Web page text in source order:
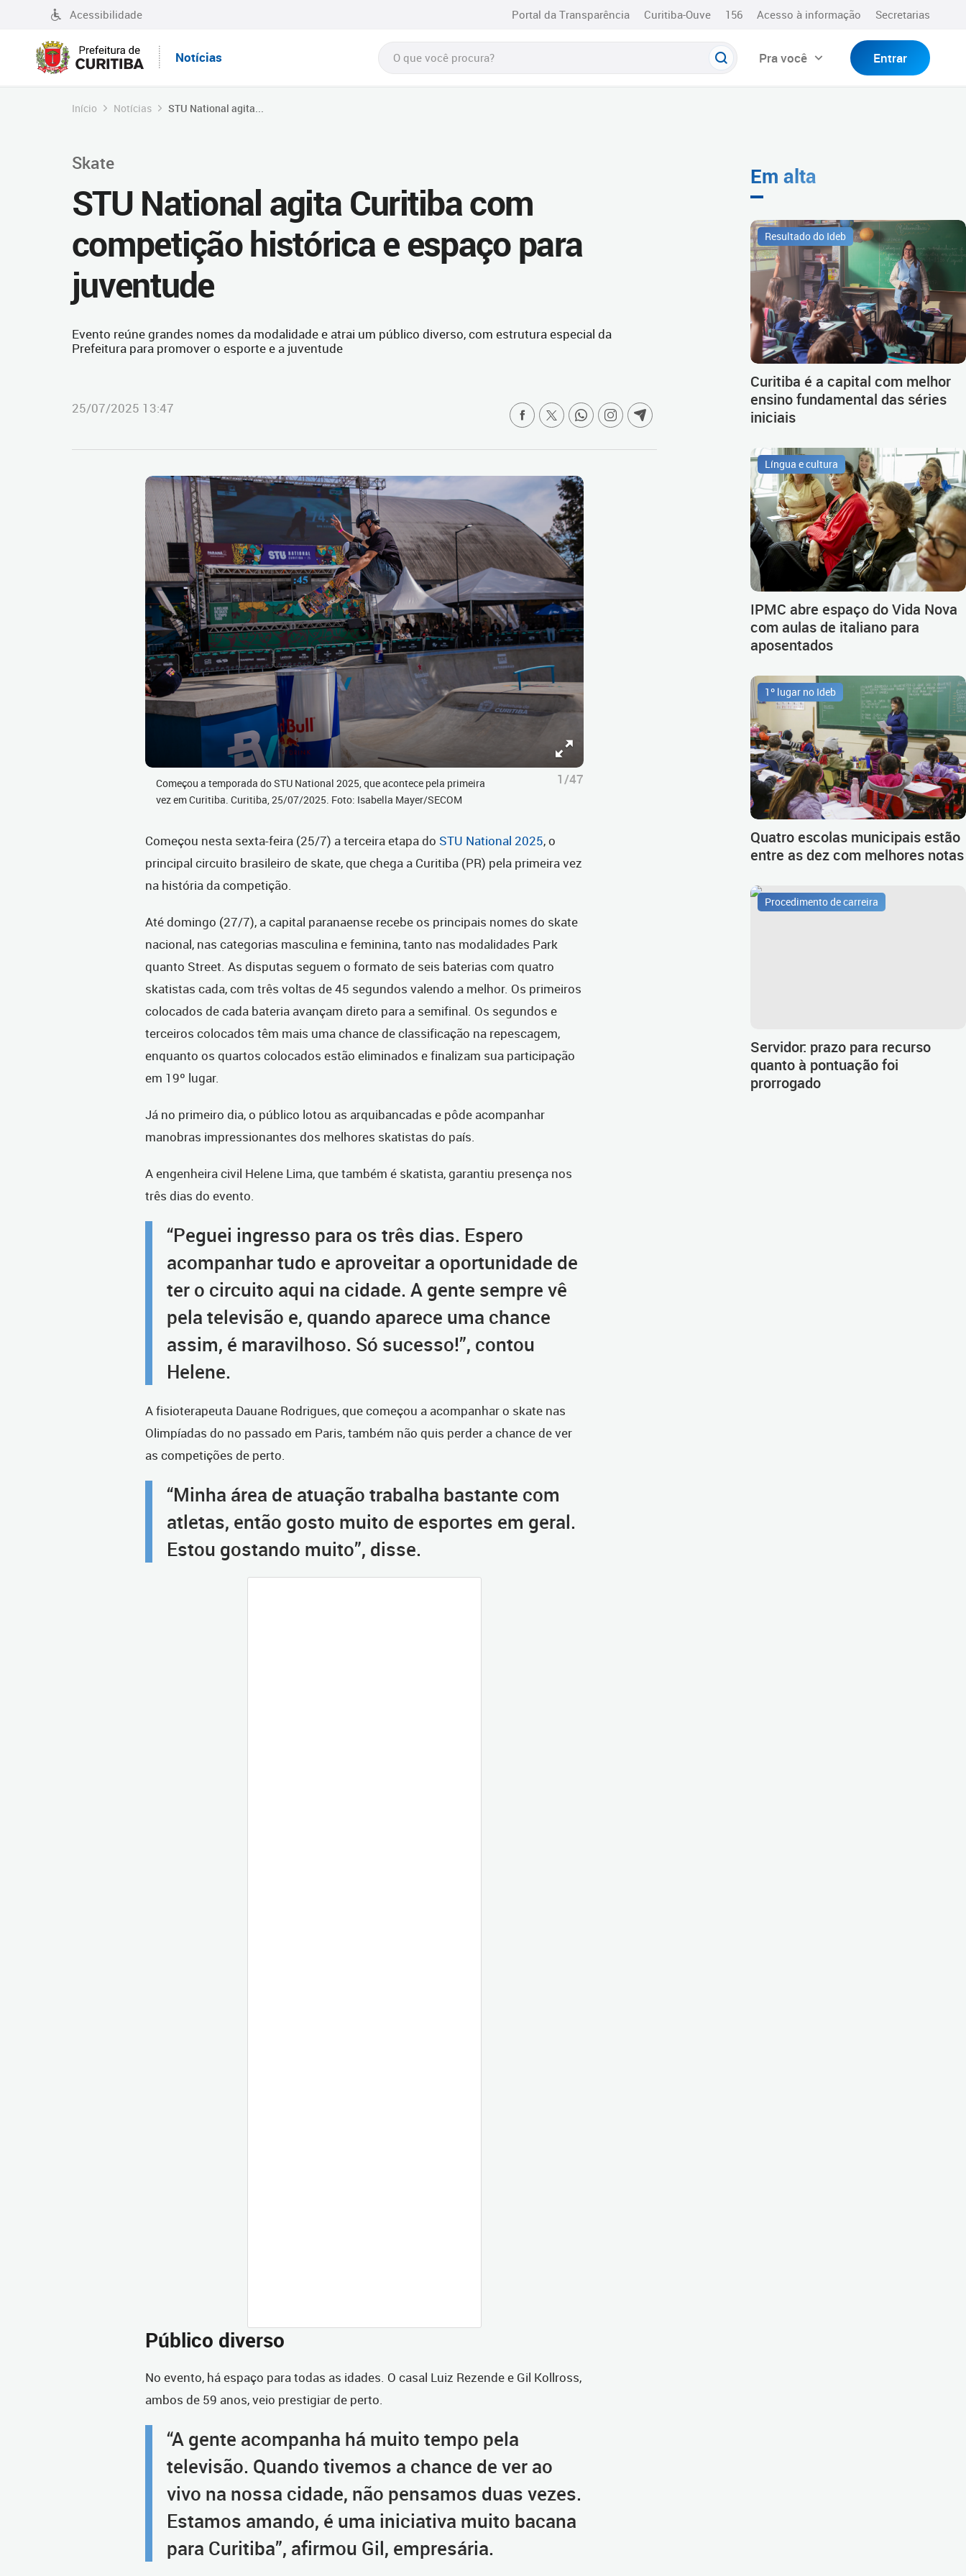
Acessibilidade Portal da Transparência Curitiba-Ouve 156 Acesso à informação Secretarias
Notícias Pra você Entrar
Início Notícias STU National agita...
Skate
STU National agita Curitiba com
competição histórica e espaço para
juventude
Evento reúne grandes nomes da modalidade e atrai um público diverso, com estrutura especial da
Prefeitura para promover o esporte e a juventude
25/07/2025 13:47
Começou a temporada do STU National 2025, que acontece pela primeira
vez em Curitiba. Curitiba, 25/07/2025. Foto: Isabella Mayer/SECOM
1/47
Começou nesta sexta-feira (25/7) a terceira etapa do STU National 2025, o
principal circuito brasileiro de skate, que chega a Curitiba (PR) pela primeira vez
na história da competição.
Até domingo (27/7), a capital paranaense recebe os principais nomes do skate
nacional, nas categorias masculina e feminina, tanto nas modalidades Park
quanto Street. As disputas seguem o formato de seis baterias com quatro
skatistas cada, com três voltas de 45 segundos valendo a melhor. Os primeiros
colocados de cada bateria avançam direto para a semifinal. Os segundos e
terceiros colocados têm mais uma chance de classificação na repescagem,
enquanto os quartos colocados estão eliminados e finalizam sua participação
em 19º lugar.
Já no primeiro dia, o público lotou as arquibancadas e pôde acompanhar
manobras impressionantes dos melhores skatistas do país.
A engenheira civil Helene Lima, que também é skatista, garantiu presença nos
três dias do evento.
“Peguei ingresso para os três dias. Espero
acompanhar tudo e aproveitar a oportunidade de
ter o circuito aqui na cidade. A gente sempre vê
pela televisão e, quando aparece uma chance
assim, é maravilhoso. Só sucesso!”, contou
Helene.
A fisioterapeuta Dauane Rodrigues, que começou a acompanhar o skate nas
Olimpíadas do no passado em Paris, também não quis perder a chance de ver
as competições de perto.
“Minha área de atuação trabalha bastante com
atletas, então gosto muito de esportes em geral.
Estou gostando muito”, disse.
Público diverso
No evento, há espaço para todas as idades. O casal Luiz Rezende e Gil Kollross,
ambos de 59 anos, veio prestigiar de perto.
“A gente acompanha há muito tempo pela
televisão. Quando tivemos a chance de ver ao
vivo na nossa cidade, não pensamos duas vezes.
Estamos amando, é uma iniciativa muito bacana
para Curitiba”, afirmou Gil, empresária.
Em alta
Resultado do Ideb
Curitiba é a capital com melhor
ensino fundamental das séries
iniciais
Língua e cultura
IPMC abre espaço do Vida Nova
com aulas de italiano para
aposentados
1º lugar no Ideb
Quatro escolas municipais estão
entre as dez com melhores notas
Procedimento de carreira
Servidor: prazo para recurso
quanto à pontuação foi
prorrogado